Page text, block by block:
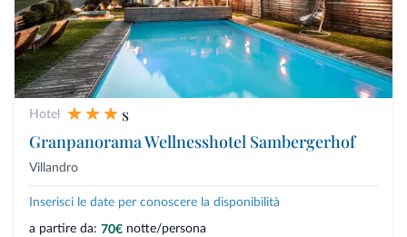
Hotel
s
Granpanorama Wellnesshotel Sambergerhof
Villandro
Inserisci le date per conoscere la disponibilità
a partire da: 70€ notte/persona